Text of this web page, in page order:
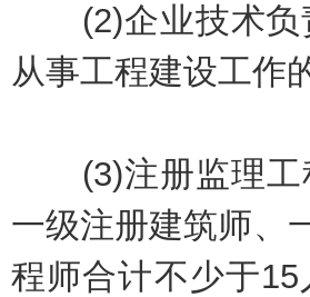
(2)企业技术负
从事工程建设工作
(3)注册监理工
一级注册建筑师、
程师合计不少于